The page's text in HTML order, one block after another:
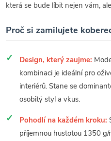
která se bude líbit nejen vám,
Proč si zamilujete
Design, který zaujme:
kombinaci je ideální pro
interiérů. Stane se
osobitý styl a vkus.
Pohodlí na každém kroku:
příjemnou hustotou 1350